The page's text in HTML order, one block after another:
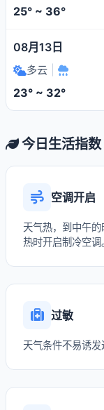
25° ~ 36°
08月13日
多云
23° ~ 32°
今日生活指数
空调开启
天气热，到中午
热时开启制冷空调
过敏
天气条件不易诱发